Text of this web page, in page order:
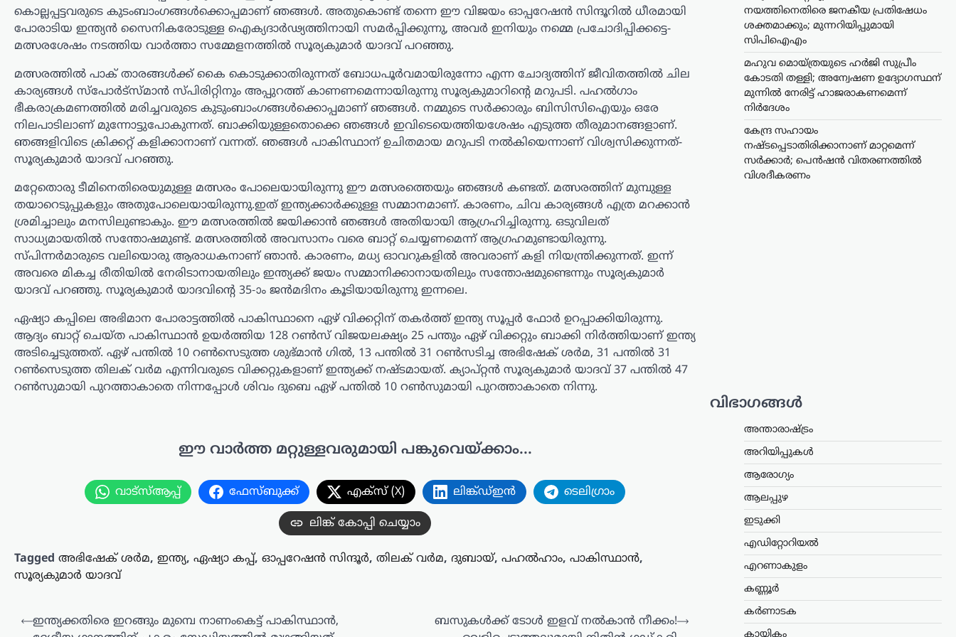
കൊല്ലപ്പട്ടവരുടെ കുടംബാംഗങ്ങള്‍ക്കൊപ്പമാണ് ഞങ്ങള്‍. അതുകൊണ്ട് തന്നെ ഈ വിജയം ഓപ്പറേഷന്‍ സിന്ദൂറില്‍ ധീരമായി
പോരാടിയ ഇന്ത്യൻ സൈനികരോടുള്ള ഐക്യദാര്‍ഢ്യത്തിനായി സമര്‍പ്പിക്കുന്നു, അവര്‍ ഇനിയും നമ്മെ പ്രചോദിപ്പിക്കട്ടെ-
മത്സരശേഷം നടത്തിയ വാര്‍ത്താ സമ്മേളനത്തില്‍ സൂര്യകുമാര്‍ യാദവ് പറഞ്ഞു.
മത്സരത്തില്‍ പാക് താരങ്ങള്‍ക്ക് കൈ കൊടുക്കാതിരുന്നത് ബോധപൂര്‍വമായിരുന്നോ എന്ന ചോദ്യത്തിന് ജീവിതത്തില്‍ ചില
കാര്യങ്ങള്‍ സ്പോര്‍ട്സ്മാന്‍ സ്പിരിറ്റിനും അപ്പുറത്ത് കാണണമെന്നായിരുന്നു സൂര്യകുമാറിന്‍റെ മറുപടി. പഹല്‍ഗാം
ഭീകരാക്രമണത്തില്‍ മരിച്ചവരുടെ കുടുംബാംഗങ്ങള്‍ക്കൊപ്പമാണ് ഞങ്ങള്‍. നമ്മുടെ സര്‍ക്കാരും ബിസിസിഐയും ഒരേ
നിലപാടിലാണ് മുന്നോട്ടുപോകുന്നത്. ബാക്കിയുള്ളതൊക്കെ ഞങ്ങള്‍ ഇവിടെയെത്തിയശേഷം എടുത്ത തീരുമാനങ്ങളാണ്.
ഞങ്ങളിവിടെ ക്രിക്കറ്റ് കളിക്കാനാണ് വന്നത്. ഞങ്ങള്‍ പാകിസ്ഥാന് ഉചിതമായ മറുപടി നല്‍കിയെന്നാണ് വിശ്വസിക്കുന്നത്-
സൂര്യകുമാര്‍ യാദവ് പറഞ്ഞു.
മറ്റേതൊരു ടീമിനെതിരെയുമുള്ള മത്സരം പോലെയായിരുന്നു ഈ മത്സരത്തെയും ഞങ്ങള്‍ കണ്ടത്. മത്സരത്തിന് മുമ്പുള്ള
തയാറെടുപ്പുകളും അതുപോലെയായിരുന്നു.ഇത് ഇന്ത്യക്കാര്‍ക്കുള്ള സമ്മാനമാണ്. കാരണം, ചിവ കാര്യങ്ങള്‍ എത്ര മറക്കാന്‍
ശ്രമിച്ചാലും മനസിലുണ്ടാകും. ഈ മത്സരത്തില്‍ ജയിക്കാന്‍ ഞങ്ങള്‍ അതിയായി ആഗ്രഹിച്ചിരുന്നു. ഒടുവിലത്
സാധ്യമായതില്‍ സന്തോഷമുണ്ട്. മത്സരത്തില്‍ അവസാനം വരെ ബാറ്റ് ചെയ്യണമെന്ന് ആഗ്രഹമുണ്ടായിരുന്നു.
സ്പിന്നര്‍മാരുടെ വലിയൊരു ആരാധകനാണ് ഞാന്‍. കാരണം, മധ്യ ഓവറുകളില്‍ അവരാണ് കളി നിയന്ത്രിക്കുന്നത്. ഇന്ന്
അവരെ മികച്ച രീതിയില്‍ നേരിടാനായതിലും ഇന്ത്യക്ക് ജയം സമ്മാനിക്കാനായതിലും സന്തോഷമുണ്ടെന്നും സൂര്യകുമാര്‍
യാദവ് പറഞ്ഞു. സൂര്യകുമാര്‍ യാദവിന്‍റെ 35-ാം ജന്‍മദിനം കൂടിയായിരുന്നു ഇന്നലെ.
ഏഷ്യാ കപ്പിലെ അഭിമാന പോരാട്ടത്തില്‍ പാകിസ്ഥാനെ ഏഴ് വിക്കറ്റിന് തകര്‍ത്ത് ഇന്ത്യ സൂപ്പര്‍ ഫോര്‍ ഉറപ്പാക്കിയിരുന്നു.
ആദ്യം ബാറ്റ് ചെയ്ത പാകിസ്ഥാന്‍ ഉയര്‍ത്തിയ 128 റണ്‍സ് വിജയലക്ഷ്യം 25 പന്തും ഏഴ് വിക്കറ്റും ബാക്കി നിര്‍ത്തിയാണ് ഇന്ത്യ
അടിച്ചെടുത്തത്. ഏഴ് പന്തില്‍ 10 റൺസെടുത്ത ശുഭ്മാന്‍ ഗില്‍, 13 പന്തില്‍ 31 റണ്‍സടിച്ച അഭിഷേക് ശര്‍മ, 31 പന്തില്‍ 31
റണ്‍സെടുത്ത തിലക് വര്‍മ എന്നിവരുടെ വിക്കറ്റുകളാണ് ഇന്ത്യക്ക് നഷ്ടമായത്. ക്യാപ്റ്റന്‍ സൂര്യകുമാര്‍ യാദവ് 37 പന്തില്‍ 47
റണ്‍സുമായി പുറത്താകാതെ നിന്നപ്പോള്‍ ശിവം ദുബെ ഏഴ് പന്തില്‍ 10 റണ്‍സുമായി പുറത്താകാതെ നിന്നു.
ഈ വാർത്ത മറ്റുള്ളവരുമായി പങ്കുവെയ്ക്കാം...
വാട്സ്ആപ്പ് ഫേസ്ബുക്ക് എക്സ് (X) ലിങ്ക്ഡ്ഇൻ ടെലിഗ്രാം
ലിങ്ക് കോപ്പി ചെയ്യാം
Tagged അഭിഷേക് ശര്‍മ, ഇന്ത്യ, ഏഷ്യാ കപ്പ്, ഓപ്പറേഷൻ സിന്ദൂർ, തിലക് വര്‍മ, ദുബായ്, പഹല്‍ഹാം, പാകിസ്ഥാന്‍,
സൂര്യകുമാർ യാദവ്
പോസ്റ്റുകളിലൂടെ
⟵ഇന്ത്യക്കതിരെ ഇറങ്ങും മുമ്പെ നാണംകെട്ട് പാകിസ്ഥാന്‍,
ബസുകൾക്ക് ടോൾ ഇളവ് നൽകാൻ നീക്കം!⟶
നയത്തിനെതിരെ ജനകീയ പ്രതിഷേധം
ശക്തമാക്കും; മുന്നറിയിപ്പുമായി
സിപിഐഎം
മഹുവ മൊയ്ത്രയുടെ ഹർജി സുപ്രീം
കോടതി തള്ളി; അന്വേഷണ ഉദ്യോഗസ്ഥന്
മുന്നിൽ നേരിട്ട് ഹാജരാകണമെന്ന്
നിർദേശം
കേന്ദ്ര സഹായം
നഷ്ടപ്പെടാതിരിക്കാനാണ് മാറ്റമെന്ന്
സർക്കാർ; പെൻഷൻ വിതരണത്തിൽ
വിശദീകരണം
വിഭാഗങ്ങൾ
അന്താരാഷ്ട്രം
അറിയിപ്പുകൾ
ആരോഗ്യം
ആലപ്പുഴ
ഇടുക്കി
എഡിറ്റോറിയൽ
എറണാകുളം
കണ്ണൂർ
കർണാടക
കായികം
അർഹതയില്ലാത്തവർക്ക് പെൻഷൻ
ലഭിക്കുന്ന സാഹചര്യം,…
കേരളം ട്രെൻഡിംഗ് തിരുവനന്തപുരം
ലേറ്റസ്റ്റ് ന്യൂസ്
വിമർശനം
കടുക്കുമ്പോൾ
സർക്കാരിന്റെ അനുനയ
നീക്കം; കടലിൽ
കാണാതായവർക്കായുള്ള
തിരച്ചിൽ തുടരുന്നു
ന്യൂസ് ഡെസ്ക് ഓഗസ്റ്റ്‌ 7, 2026
തിരുവനന്തപുരം, കൊല്ലം ജില്ലകളിൽ
മത്സ്യത്തൊഴിലാളികളെ കാണാതായ
സംഭവത്തിൽ അനുനയ നീക്കവുമായി
മുഖ്യമന്ത്രി വി.ഡി. സതീശൻ.
വിഴിഞ്ഞത്ത് കടലിൽ കാണാതായ
ഫോണിൽ സംസാരിക്കുകയും തിരച്ചിൽ…
ട്രെൻഡിംഗ്,ദേശീയം
രാജ്യത്തെ യുവാക്കളെ
മോദി സർക്കാർ
അവരുടെ ശബ്ദം
പുതിയ മാർഗങ്ങൾ
തേടുന്നത്: കെജ്‌രിവാൾ
പശ്ചാത്തലത്തിൽ കേന്ദ്ര
സർക്കാരിനെതിരെ രൂക്ഷ
കൺവീനറുമായ അരവിന്ദ് കെജ്‌രിവാൾ.